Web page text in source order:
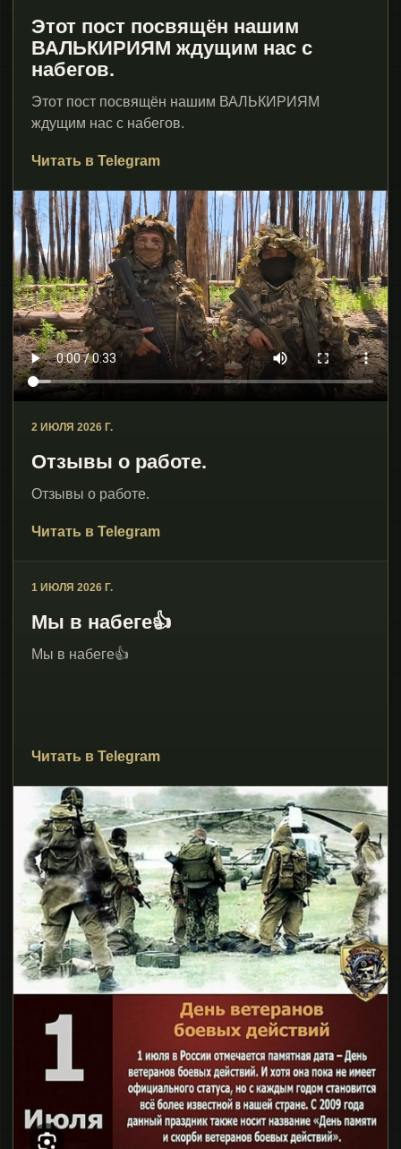
Этот пост посвящён нашим
ВАЛЬКИРИЯМ ждущим нас с
набегов.
Этот пост посвящён нашим ВАЛЬКИРИЯМ
ждущим нас с набегов.
Читать в Telegram
2 ИЮЛЯ 2026 Г.
Отзывы о работе.
Отзывы о работе.
Читать в Telegram
1 ИЮЛЯ 2026 Г.
Мы в набеге👍
Мы в набеге👍
Читать в Telegram